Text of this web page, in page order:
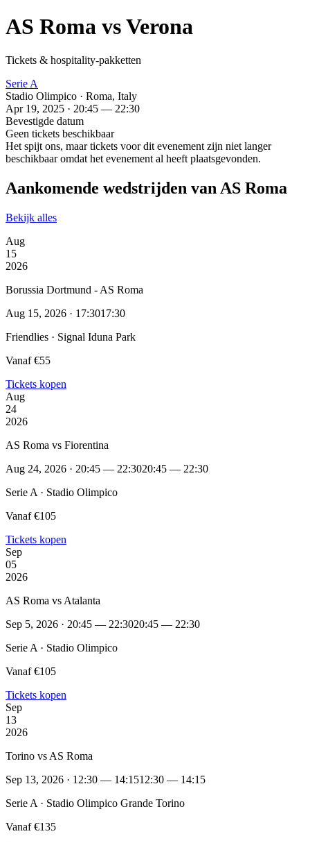
AS Roma vs Verona
Tickets & hospitality-pakketten
Serie A
Stadio Olimpico · Roma, Italy
Apr 19, 2025 · 20:45 — 22:30
Bevestigde datum
Geen tickets beschikbaar
Het spijt ons, maar tickets voor dit evenement zijn niet langer
beschikbaar omdat het evenement al heeft plaatsgevonden.
Aankomende wedstrijden van AS Roma
Bekijk alles
Aug
15
2026
Borussia Dortmund - AS Roma
Aug 15, 2026 · 17:3017:30
Friendlies · Signal Iduna Park
Vanaf €55
Tickets kopen
Aug
24
2026
AS Roma vs Fiorentina
Aug 24, 2026 · 20:45 — 22:3020:45 — 22:30
Serie A · Stadio Olimpico
Vanaf €105
Tickets kopen
Sep
05
2026
AS Roma vs Atalanta
Sep 5, 2026 · 20:45 — 22:3020:45 — 22:30
Serie A · Stadio Olimpico
Vanaf €105
Tickets kopen
Sep
13
2026
Torino vs AS Roma
Sep 13, 2026 · 12:30 — 14:1512:30 — 14:15
Serie A · Stadio Olimpico Grande Torino
Vanaf €135